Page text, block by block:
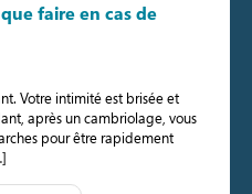
faire en cas de
Votre intimité est brisée et
après un cambriolage, vous
pour être rapidement